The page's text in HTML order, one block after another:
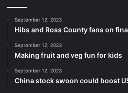
September 12, 2023
Hibs and Ross County fans on
September 12, 2023
Making fruit and veg fun for kids
September 12, 2023
China stock swoon could boost